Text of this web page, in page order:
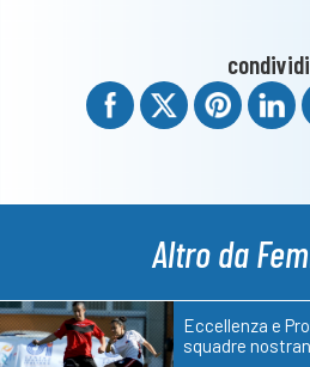
condividi
Altro da
Eccellenza e
squadre